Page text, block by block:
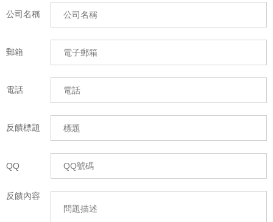
公司名稱
郵箱
電話
反饋標題
QQ
反饋內容